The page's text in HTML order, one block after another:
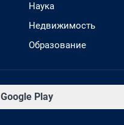
Наука
Недвижимость
Образование
Google Play